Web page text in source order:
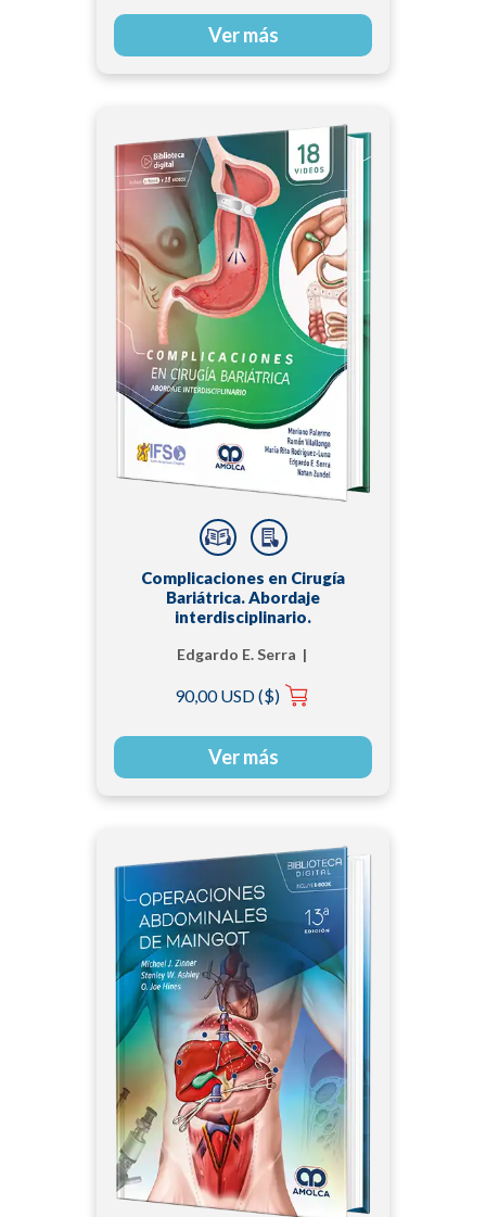
Ver más
Complicaciones en Cirugía
Bariátrica. Abordaje
interdisciplinario.
Edgardo E. Serra |
Luna | Mariano
FACS, CBCD, CBC |
Natan Zundel | Ramón
90,00 USD ($)
Ver más